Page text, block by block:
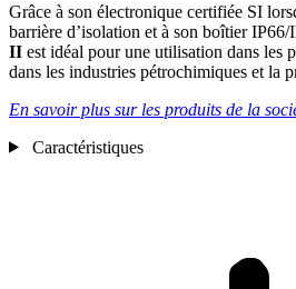
Grâce à son électronique certifiée SI
barrière d’isolation et à son boîtier
II est idéal pour une utilisation dans les
dans les industries pétrochimiques et la
En savoir plus sur les produits de la
Caractéristiques